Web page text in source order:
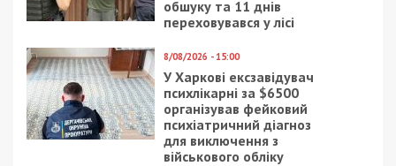
обшуку та 11 днів
переховувався у лісі
8/08/2026 - 15:00
У Харкові ексзавідувач
психлікарні за $6500
організував фейковий
психіатричний діагноз
для виключення з
військового обліку